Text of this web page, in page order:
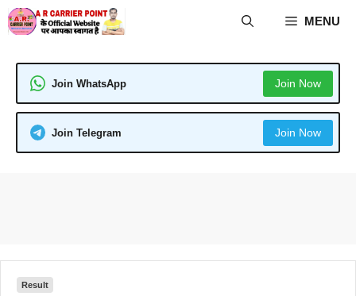
Skip
to
MENU
Join WhatsApp Join Now
Join Telegram Join Now
Result